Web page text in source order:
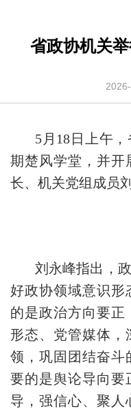
省政协机关
5月18日上午
期楚风学堂，并开
长、机关党组成员
刘永峰指出，
好政协领域意识形
的是政治方向要正
形态、党管媒体，
领，巩固团结奋斗
要的是舆论导向要
导，强信心、聚人